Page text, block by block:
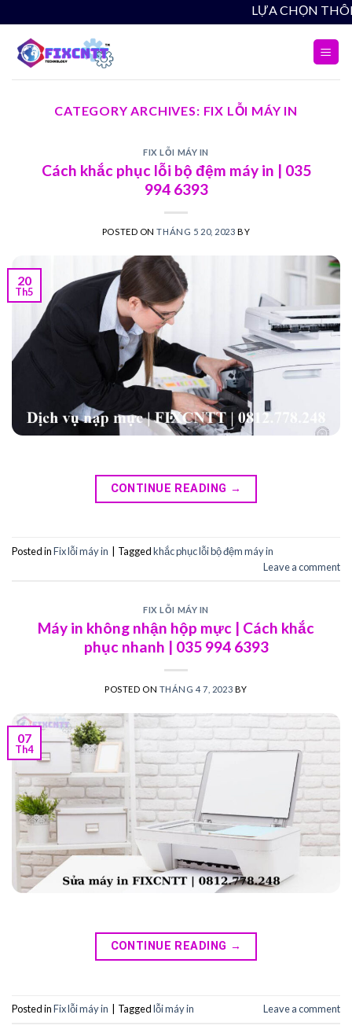
to
content
LỰA CHỌN THÔNG
CATEGORY ARCHIVES: FIX LỖI MÁY IN
FIX LỖI MÁY IN
Cách khắc phục lỗi bộ đệm máy in | 035
994 6393
POSTED ONTHÁNG 5 20, 2023 BY
20
Th5
CONTINUE READING →
Posted inFix lỗi máy in Taggedkhắc phục lỗi bộ đệm máy in
Leave a comment
FIX LỖI MÁY IN
Máy in không nhận hộp mực | Cách khắc
phục nhanh | 035 994 6393
POSTED ON THÁNG 4 7, 2023 BY
07
Th4
CONTINUE READING →
Posted inFix lỗi máy in Taggedlỗi máy in Leave a comment